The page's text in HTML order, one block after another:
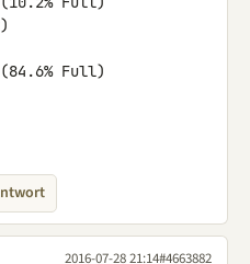
Full)
2016-07-28 21:14#4663882